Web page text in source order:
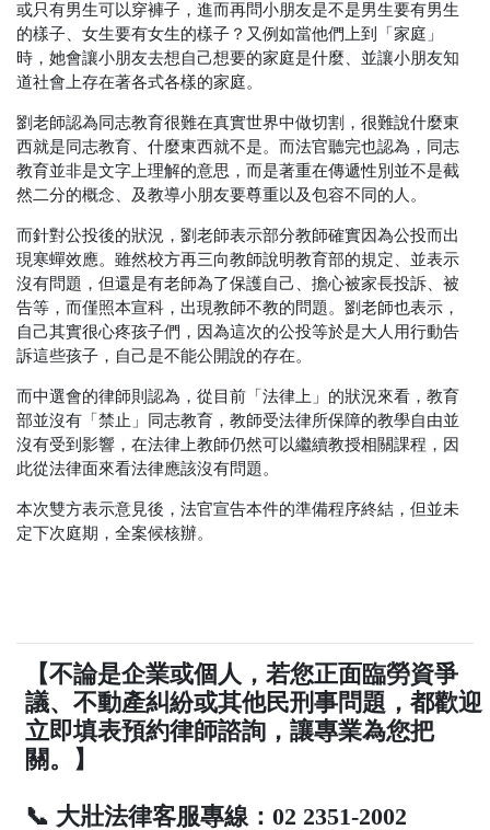
或只有男生可以穿褲子，進而再問小朋友是不是男生要有男生
的樣子、女生要有女生的樣子？又例如當他們上到「家庭」
時，她會讓小朋友去想自己想要的家庭是什麼、並讓小朋友知
道社會上存在著各式各樣的家庭。
劉老師認為同志教育很難在真實世界中做切割，很難說什麼東
西就是同志教育、什麼東西就不是。而法官聽完也認為，同志
教育並非是文字上理解的意思，而是著重在傳遞性別並不是截
然二分的概念、及教導小朋友要尊重以及包容不同的人。
而針對公投後的狀況，劉老師表示部分教師確實因為公投而出
現寒蟬效應。雖然校方再三向教師說明教育部的規定、並表示
沒有問題，但還是有老師為了保護自己、擔心被家長投訴、被
告等，而僅照本宣科，出現教師不教的問題。劉老師也表示，
自己其實很心疼孩子們，因為這次的公投等於是大人用行動告
訴這些孩子，自己是不能公開說的存在。
而中選會的律師則認為，從目前「法律上」的狀況來看，教育
部並沒有「禁止」同志教育，教師受法律所保障的教學自由並
沒有受到影響，在法律上教師仍然可以繼續教授相關課程，因
此從法律面來看法律應該沒有問題。
本次雙方表示意見後，法官宣告本件的準備程序終結，但並未
定下次庭期，全案候核辦。
【不論是企業或個人，若您正面臨勞資爭
議、不動產糾紛或其他民刑事問題，都歡迎
立即填表預約律師諮詢，讓專業為您把
關。】
📞 大壯法律客服專線：02 2351-2002